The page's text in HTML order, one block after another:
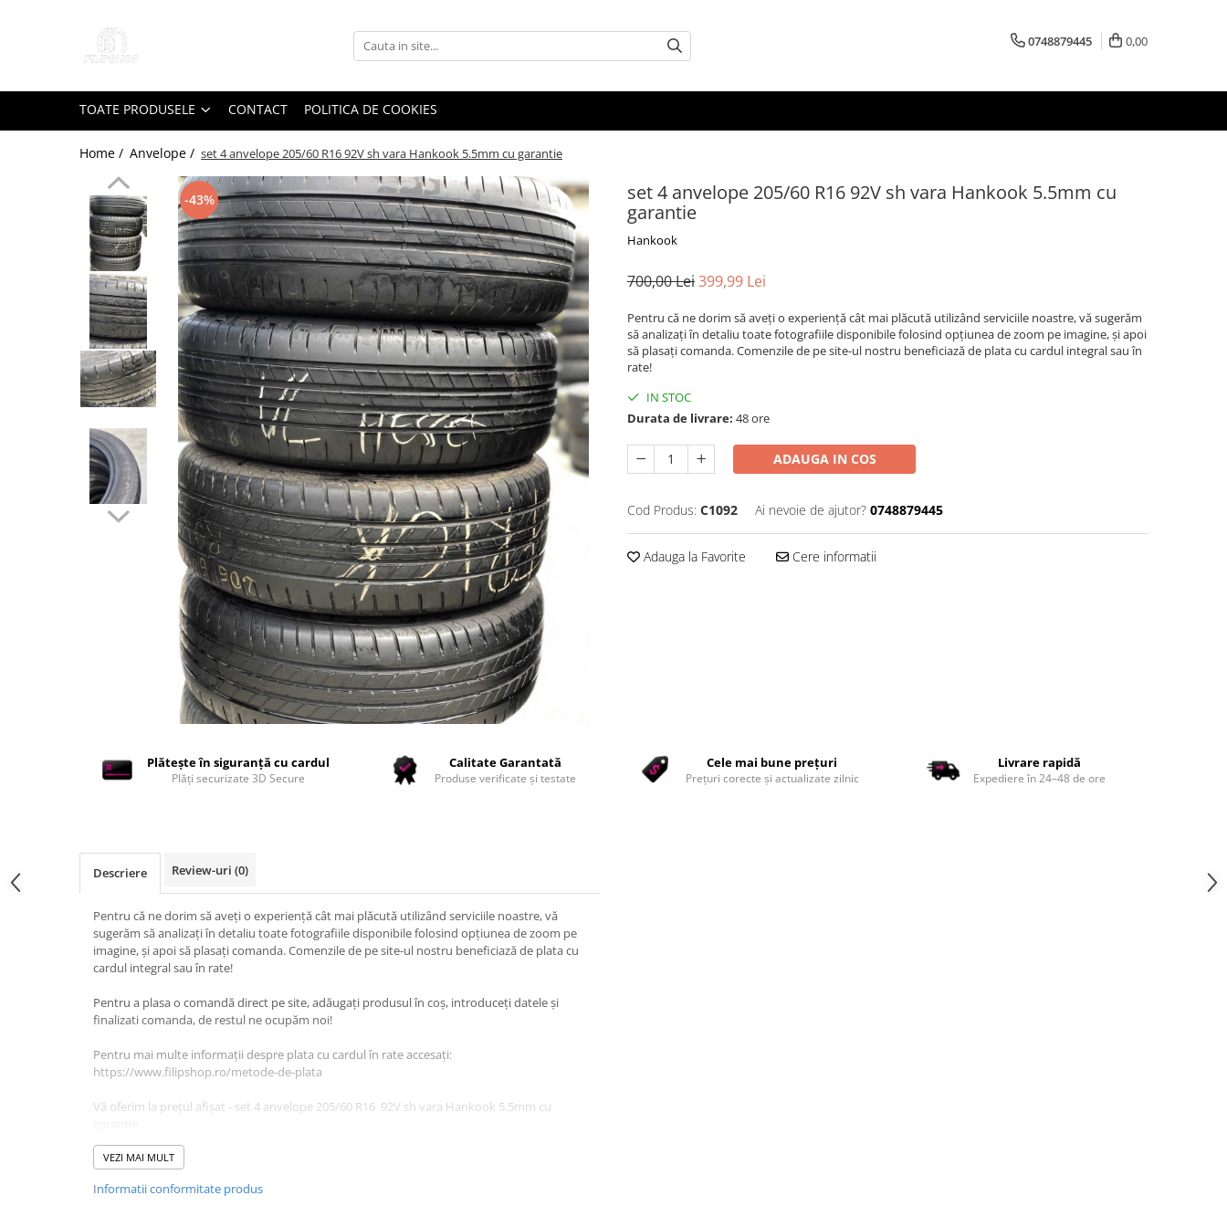
Toate Produsele
Anvelope Second-Hand
Anvelope SH iarna
Anvelope SH vara
Capace Jante
Jante Second-Hand
Accesorii Auto
Padele Auto
Accesorii Exterior Auto
Accesorii interior auto
Inele de Ghidaj
Pistoale de curatat (tornadoare)
Accesorii scule
Accesorii Telefon
Aparate premium
Instrumente de scris premium
0748879445 0,00
TOATE PRODUSELE CONTACT POLITICA DE COOKIES
Home / Anvelope / set 4 anvelope 205/60 R16 92V sh vara Hankook 5.5mm cu garantie
set 4 anvelope 205/60 R16 92V sh vara Hankook 5.5mm cu
garantie
Hankook
-43%
700,00 Lei399,99 Lei
Pentru că ne dorim să aveți o experiență cât mai plăcută utilizând serviciile noastre, vă sugerăm
să analizați în detaliu toate fotografiile disponibile folosind opțiunea de zoom pe imagine, și apoi
să plasați comanda. Comenzile de pe site-ul nostru beneficiază de plata cu cardul integral sau în
rate!
IN STOC
Durata de livrare: 48 ore
ADAUGA IN COS
Cod Produs: C1092 Ai nevoie de ajutor? 0748879445
Adauga la Favorite Cere informatii
Plătește în siguranță cu cardul
Plăți securizate 3D Secure
Calitate Garantată
Produse verificate și testate
Cele mai bune prețuri
Prețuri corecte și actualizate zilnic
Livrare rapidă
Expediere în 24–48 de ore
Descriere Review-uri (0)
Pentru că ne dorim să aveți o experiență cât mai plăcută utilizând serviciile noastre, vă
sugerăm să analizați în detaliu toate fotografiile disponibile folosind opțiunea de zoom pe
imagine, și apoi să plasați comanda. Comenzile de pe site-ul nostru beneficiază de plata cu
cardul integral sau în rate!
Pentru a plasa o comandă direct pe site, adăugați produsul în coș, introduceți datele și
finalizati comanda, de restul ne ocupăm noi!
Pentru mai multe informații despre plata cu cardul în rate accesați:
https://www.filipshop.ro/metode-de-plata
Vă oferim la prețul afișat - set 4 anvelope 205/60 R16 92V sh vara Hankook 5.5mm cu
DETALII PRODUSE:
Înălțime: 60
VEZI MAI MULT
Informatii conformitate produs